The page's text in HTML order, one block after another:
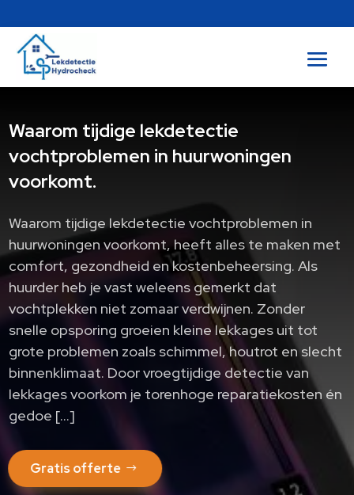
Waarom tijdige lekdetectie
vochtproblemen in huurwoningen
voorkomt.
Waarom tijdige lekdetectie vochtproblemen in
huurwoningen voorkomt, heeft alles te maken met
comfort, gezondheid en kostenbeheersing. Als
huurder heb je vast weleens gemerkt dat
vochtplekken niet zomaar verdwijnen. Zonder
snelle opsporing groeien kleine lekkages uit tot
grote problemen zoals schimmel, houtrot en slecht
binnenklimaat. Door vroegtijdige detectie van
lekkages voorkom je torenhoge reparatiekosten én
gedoe […]
Gratis offerte